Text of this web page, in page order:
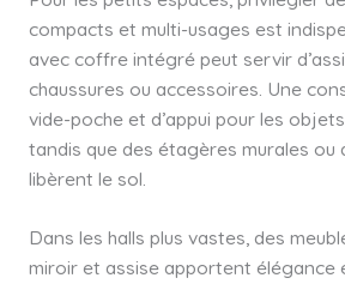
compacts et multi-usages est
avec coffre intégré peut servir
chaussures ou accessoires. Une
vide-poche et d’appui pour les
tandis que des étagères murales ou
libèrent le sol.
Dans les halls plus vastes, des
miroir et assise apportent élégance